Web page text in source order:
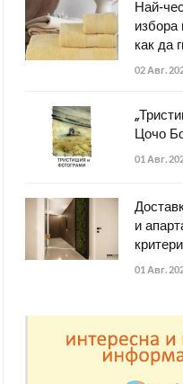
Най-
избора
как да
02 Авг.
Цочо
01 Авг.
и
01 Авг.